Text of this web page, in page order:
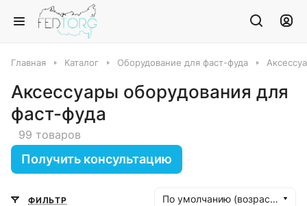
Главная Каталог Оборудование для фаст-фуда
Аксессуары оборудования для
фаст-фуда
99 товаров
Получить консультацию
ФИЛЬТР По умолчанию (возрастание)